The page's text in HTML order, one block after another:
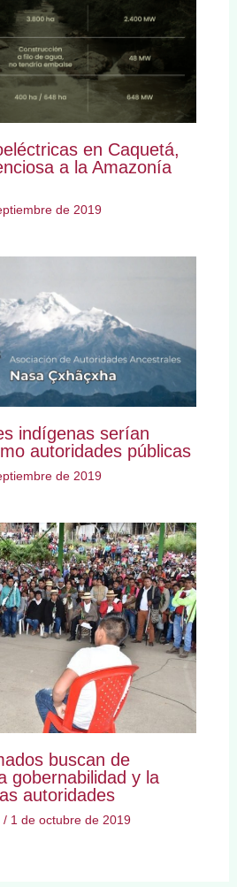
en Caquetá,
a la Amazonía
de 2019
indígenas serían
autoridades públicas
de 2019
buscan de
gobernabilidad y la
autoridades
/ 1 de octubre de 2019